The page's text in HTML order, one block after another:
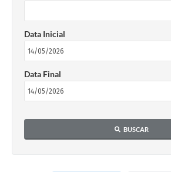
Data Inicial
Data Final
BUSCAR